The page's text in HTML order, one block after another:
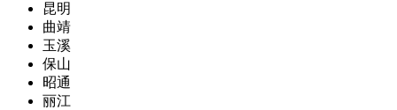
昆明
曲靖
玉溪
保山
昭通
丽江